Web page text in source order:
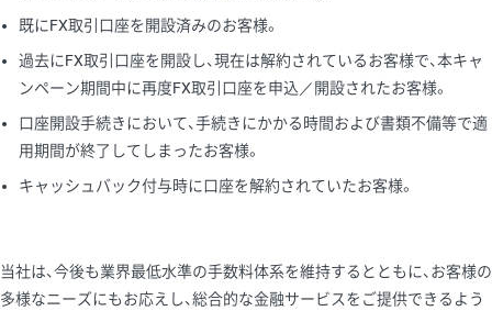
既にFX取引口座を開設済みのお客様。
過去にFX取引口座を開設し、現在は解約されているお客様で、本キャ
ンペーン期間中に再度FX取引口座を申込／開設されたお客様。
口座開設手続きにおいて、手続きにかかる時間および書類不備等で適
用期間が終了してしまったお客様。
キャッシュバック付与時に口座を解約されていたお客様。
当社は、今後も業界最低水準の手数料体系を維持するとともに、お客様の
多様なニーズにもお応えし、総合的な金融サービスをご提供できるよう